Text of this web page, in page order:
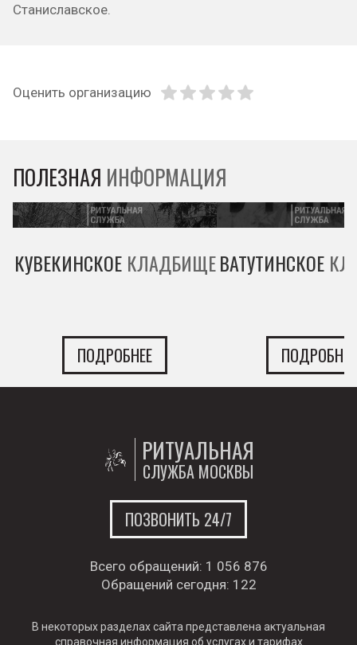
Станиславское.
Оценить организацию
ПОЛЕЗНАЯ ИНФОРМАЦИЯ
КУВЕКИНСКОЕКЛАДБИЩЕ
ПОДРОБНЕЕ
ВАТУТИНСКОЕ
ПОДРОБНЕЕ
РИТУАЛЬНАЯ
СЛУЖБА МОСКВЫ
ПОЗВОНИТЬ 24/7
Всего обращений: 1 056 876
Обращений сегодня: 122
В некоторых разделах сайта представлена актуальная
справочная информация об услугах и тарифах